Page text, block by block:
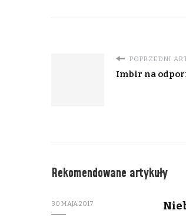
POPRZEDNI
Imbir na
Rekomendowane artykuły
30 MAJA 2017